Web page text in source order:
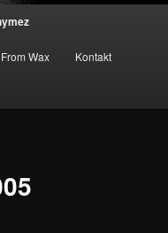
Wax Kontakt